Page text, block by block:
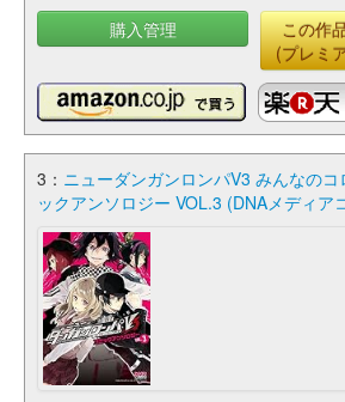
購入管理
この作
(プレミ
3： ニューダンガンロンパV3 みんなのコ
ックアンソロジー VOL.3 (DNAメディア